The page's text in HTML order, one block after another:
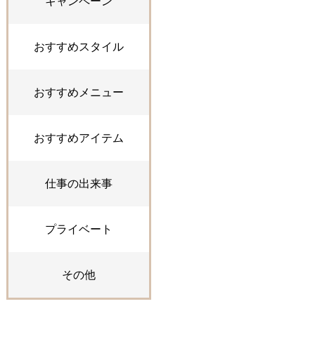
おすすめスタイル
おすすめメニュー
おすすめアイテム
仕事の出来事
プライベート
その他